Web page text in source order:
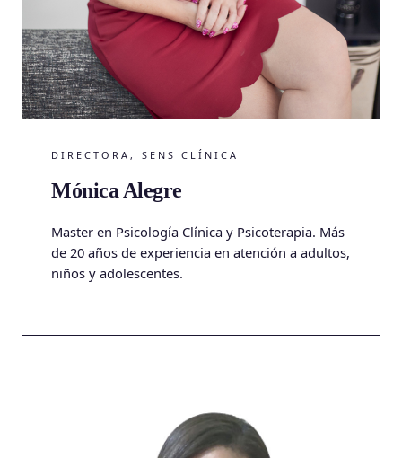
DIRECTORA, SENS CLÍNICA
Mónica Alegre
Master en Psicología Clínica y Psicoterapia. Más
de 20 años de experiencia en atención a adultos,
niños y adolescentes.